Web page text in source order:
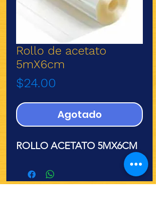
Rollo de acetato
5mX6cm
$24.00
Agotado
ROLLO ACETATO 5MX6CM